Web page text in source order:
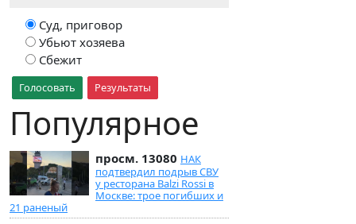
Суд, приговор
Убьют хозяева
Сбежит
Голосовать Результаты
Популярное
просм. 13080 НАК
подтвердил подрыв СВУ
у ресторана Balzi Rossi в
Москве: трое погибших и
21 раненый